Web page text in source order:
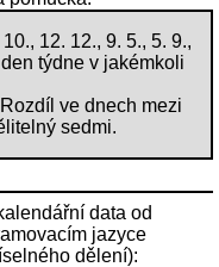
12. 12., 9. 5., 5. 9.,
týdne v jakémkoli
ve dnech mezi
sedmi.
data od
jazyce
dělení):